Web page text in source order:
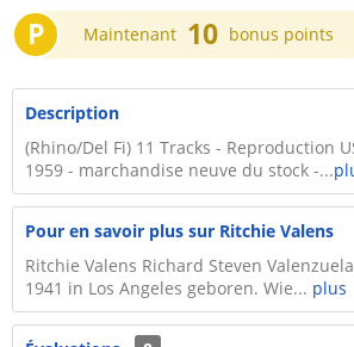
P Maintenant 10 bonus points
Description
(Rhino/Del Fi) 11 Tracks - Reproduction
1959 - marchandise neuve du stock -...
Pour en savoir plus sur Ritchie Valens
Ritchie Valens Richard Steven
1941 in Los Angeles geboren. Wie... plus